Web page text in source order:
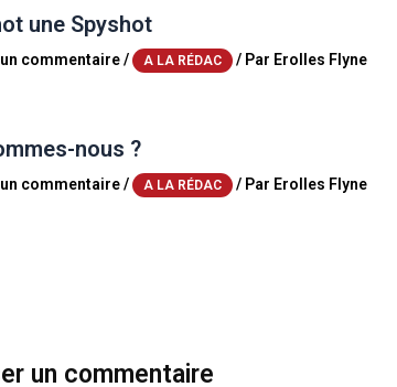
une Spyshot
commentaire/ A LA RÉDAC / Par Erolles Flyne
nous ?
commentaire/ A LA RÉDAC / Par Erolles Flyne
un commentaire